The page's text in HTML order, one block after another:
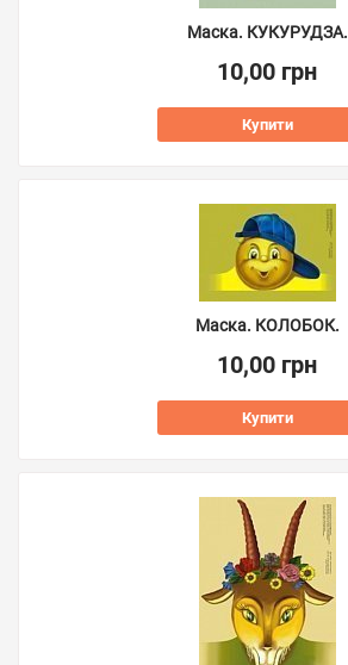
Маска. КУКУРУДЗА.
10,00 грн
Купити
Маска. КОЛОБОК.
10,00 грн
Купити